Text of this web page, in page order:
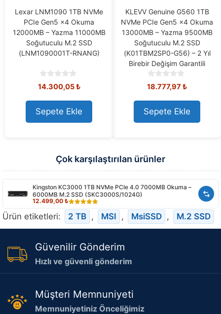
Lexar LNM1090 1TB NVMe
PCIe Gen5 x4 Okuma
12000MB – Yazma 11000MB
Soğutuculu M.2 SSD
(LNM1090001T-RNANG)
0
o
u
t
o
f
14.300,05₺
Sepete Ekle
KLEVV Genuine G560 1TB
NVMe PCIe Gen5 x4 Okuma
13000MB – Yazma 9500MB
Soğutuculu M.2 SSD
(K01TBM2SP0-G56) – 2 Yıl
Birebir Değişim Garantili
0
o
u
t
o
f
18.777,97 ₺
Sepete Ekle
Çok karşılaştırılan ürünler
Kingston KC3000 1TB NVMe PCIe 4.0 7000MB Okuma –
6000MB M.2 SSD (SKC3000S/1024G)
12.499,00 ₺
5.00out of
5
Ürün etiketleri: 2 TB , MSI , MsiSSD , M.2 SSD
Güvenilir Gönderim
Hızlı ve güvenli gönderim
Müşteri Memnuniyeti
Memnuniyetiniz Önceliğimiz